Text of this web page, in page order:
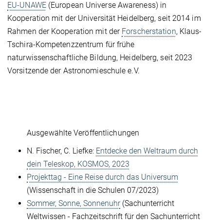
EU-UNAWE(European Universe Awareness) in
Kooperation mit der Universität Heidelberg, seit 2014 im
Rahmen der Kooperation mit der Forscherstation, Klaus-
Tschira-Kompetenzzentrum für frühe
naturwissenschaftliche Bildung, Heidelberg, seit 2023
Vorsitzende der Astronomieschule e.V.
Ausgewählte Veröffentlichungen
N. Fischer, C. Liefke: Entdecke den Weltraum durch
dein Teleskop, KOSMOS, 2023
Projekttag - Eine Reise durch das Universum
(Wissenschaft in die Schulen 07/2023)
Sommer, Sonne, Sonnenuhr(Sachunterricht
Weltwissen - Fachzeitschrift für den Sachunterricht